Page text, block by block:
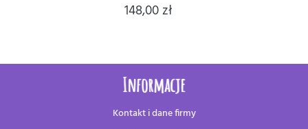
148,00 zł
Informacje
Kontakt i dane firmy